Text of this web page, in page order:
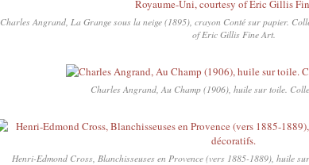
Charles Angrand, La Grange sous la neige (1895), crayon Conté sur papier.
of Eric Gillis Fine Art.
Charles Angrand, Au Champ (1906), huile sur toile.
Henri-Edmond Cross, Blanchisseuses en Provence (vers 1885-1889), huile